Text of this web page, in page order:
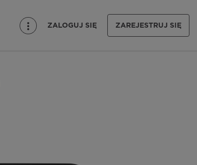
ZALOGUJ SIĘ ZAREJESTRUJ SIĘ